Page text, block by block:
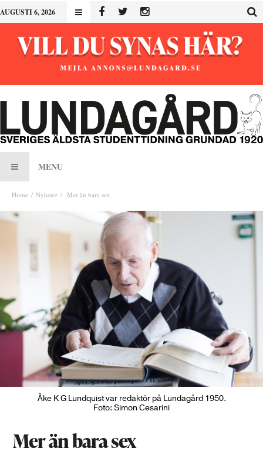
AUGUSTI 6, 2026
MENU
Home Nyheter Mer än bara sex
Åke K G Lundquist var redaktör på Lundagård 1950.
Foto: Simon Cesarini
Mer än bara sex